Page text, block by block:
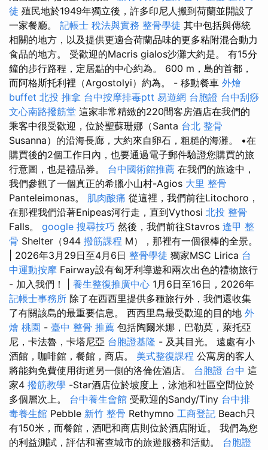
徒 殖民地於1949年獨立後，許多印尼人搬到荷蘭並開設了
一家餐廳。 記帳士 稅法與實務 整骨學徒 其中包括與傳統
相關的地方，以及提供更適合荷蘭品味的更多粘附混合動力
食品的地方。 受歡迎的Macris gialos沙灘大約是。 有15分
鐘的步行路程，定居點的中心約為。 600 m，島的首都，
而阿格斯托利裡（Argostolyi）約為。 - 移動餐車 外燴
buffet 北投 推拿 台中按摩排毒ptt 易遊網 台胞證 台中刮痧
文心南路撥筋堂 這家非常精緻的220間客房酒店在我們的
乘客中很受歡迎，位於聖蘇珊娜（Santa 台北 整骨
Susanna）的沿海長廊，大約來自卵石，粗糙的海灘。 •在
購買後的2個工作日內，也要通過電子郵件驗證您購買的旅
行意圖，也是禮品券。 台中國術館推薦 在我們的旅途中，
我們參觀了一個真正的希臘小山村-Agios 大里 整骨
Panteleimonas。 肌肉酸痛 從這裡，我們前往Litochoro，
在那裡我們沿著Enipeas河行走，直到Vythosi 北投 整骨
Falls。 google 搜尋技巧 然後，我們前往Stavros 逢甲 整
骨 Shelter（944 撥筋課程 M），那裡有一個很棒的全景。
| 2026年3月29日至4月6日 整骨學徒 獨家MSC Lirica 台
中運動按摩 Fairway設有匈牙利導遊和兩次出色的禮物旅行
- 加入我們！ | 養生整復推廣中心 1月6日至16日，2026年
記帳士事務所 除了在西西里提供多種旅行外，我們還收集
了有關該島的最重要信息。 西西里島最受歡迎的目的地 外
燴 桃園 - 臺中 整骨 推薦 包括陶爾米娜，巴勒莫，萊托亞
尼，卡法魯，卡塔尼亞 台胞證基隆 - 及其目光。 遠處有小
酒館，咖啡館，餐館，商店。 美式整復課程 公寓房的客人
將能夠免費使用街道另一側的洛倫佐酒店。 台胞證 台中 這
家4 撥筋教學 -Star酒店位於坡度上，泳池和社區空間位於
多個層次上。 台中養生會館 受歡迎的Sandy/Tiny 台中排
毒養生館 Pebble 新竹 整骨 Rethymno 工商登記 Beach只
有150米，而餐館，酒吧和商店則位於酒店附近。 我們為您
的利益測試，評估和審查城市的旅遊服務和活動。 台胞證